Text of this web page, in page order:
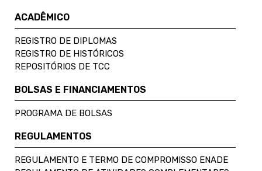
ACADÊMICO
REGISTRO DE DIPLOMAS
REGISTRO DE HISTÓRICOS
REPOSITÓRIOS DE TCC
BOLSAS E FINANCIAMENTOS
PROGRAMA DE BOLSAS
REGULAMENTOS
REGULAMENTO E TERMO DE COMPROMISSO ENADE